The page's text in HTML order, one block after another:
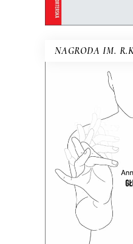
E-BOOK
NAGRODA IM.
Dotąd o
głównie ci,
chcą
49.00